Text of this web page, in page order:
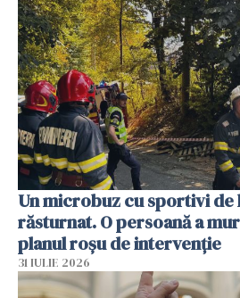
Un microbuz cu sportivi de
răsturnat. O persoană a
planul roșu de intervenție
31 IULIE 2026